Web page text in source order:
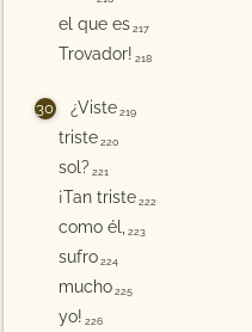
el que es 217
Trovador! 218
¿Viste 219
triste 220
sol? 221
¡Tan triste 222
como él, 223
sufro 224
mucho 225
yo! 226